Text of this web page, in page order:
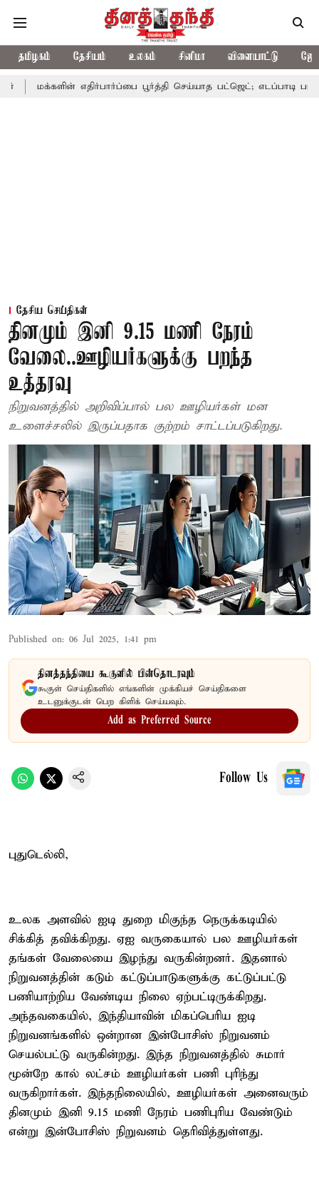
தமிழகம் தேசியம் உலகம் சினிமா விளையாட்டு
எதிர்பார்ப்பை பூர்த்தி செய்யாத பட்ஜெட்; எடப்பாடி பழனிசாமி
தேசிய செய்திகள்
தினமும் இனி 9.15 மணி நேரம்
வேலை..ஊழியர்களுக்கு பறந்த
உத்தரவு
நிறுவனத்தில் அறிவிப்பால் பல ஊழியர்கள் மன
உளைச்சலில் இருப்பதாக குற்றம் சாட்டப்படுகிறது.
Published on: 06 Jul 2025, 1:41 pm
தினத்தந்தியை கூகுளில் பின்தொடரவும்
கூகுள் செய்திகளில் எங்களின் முக்கியச் செய்திகளை
உடனுக்குடன் பெற கிளிக் செய்யவும்.
Add as Preferred Source
Follow Us
புதுடெல்லி,
உலக அளவில் ஐடி துறை மிகுந்த நெருக்கடியில்
சிக்கித் தவிக்கிறது. ஏஐ வருகையால் பல ஊழியர்கள்
தங்கள் வேலையை இழந்து வருகின்றனர். இதனால்
நிறுவனத்தின் கடும் கட்டுப்பாடுகளுக்கு கட்டுப்பட்டு
பணியாற்றிய வேண்டிய நிலை ஏற்பட்டிருக்கிறது.
அந்தவகையில், இந்தியாவின் மிகப்பெரிய ஐடி
நிறுவனங்களில் ஒன்றான இன்போசிஸ் நிறுவனம்
செயல்பட்டு வருகின்றது. இந்த நிறுவனத்தில் சுமார்
மூன்றே கால் லட்சம் ஊழியர்கள் பணி புரிந்து
வருகிறார்கள். இந்தநிலையில், ஊழியர்கள் அனைவரும்
தினமும் இனி 9.15 மணி நேரம் பணிபுரிய வேண்டும்
என்று இன்போசிஸ் நிறுவனம் தெரிவித்துள்ளது.